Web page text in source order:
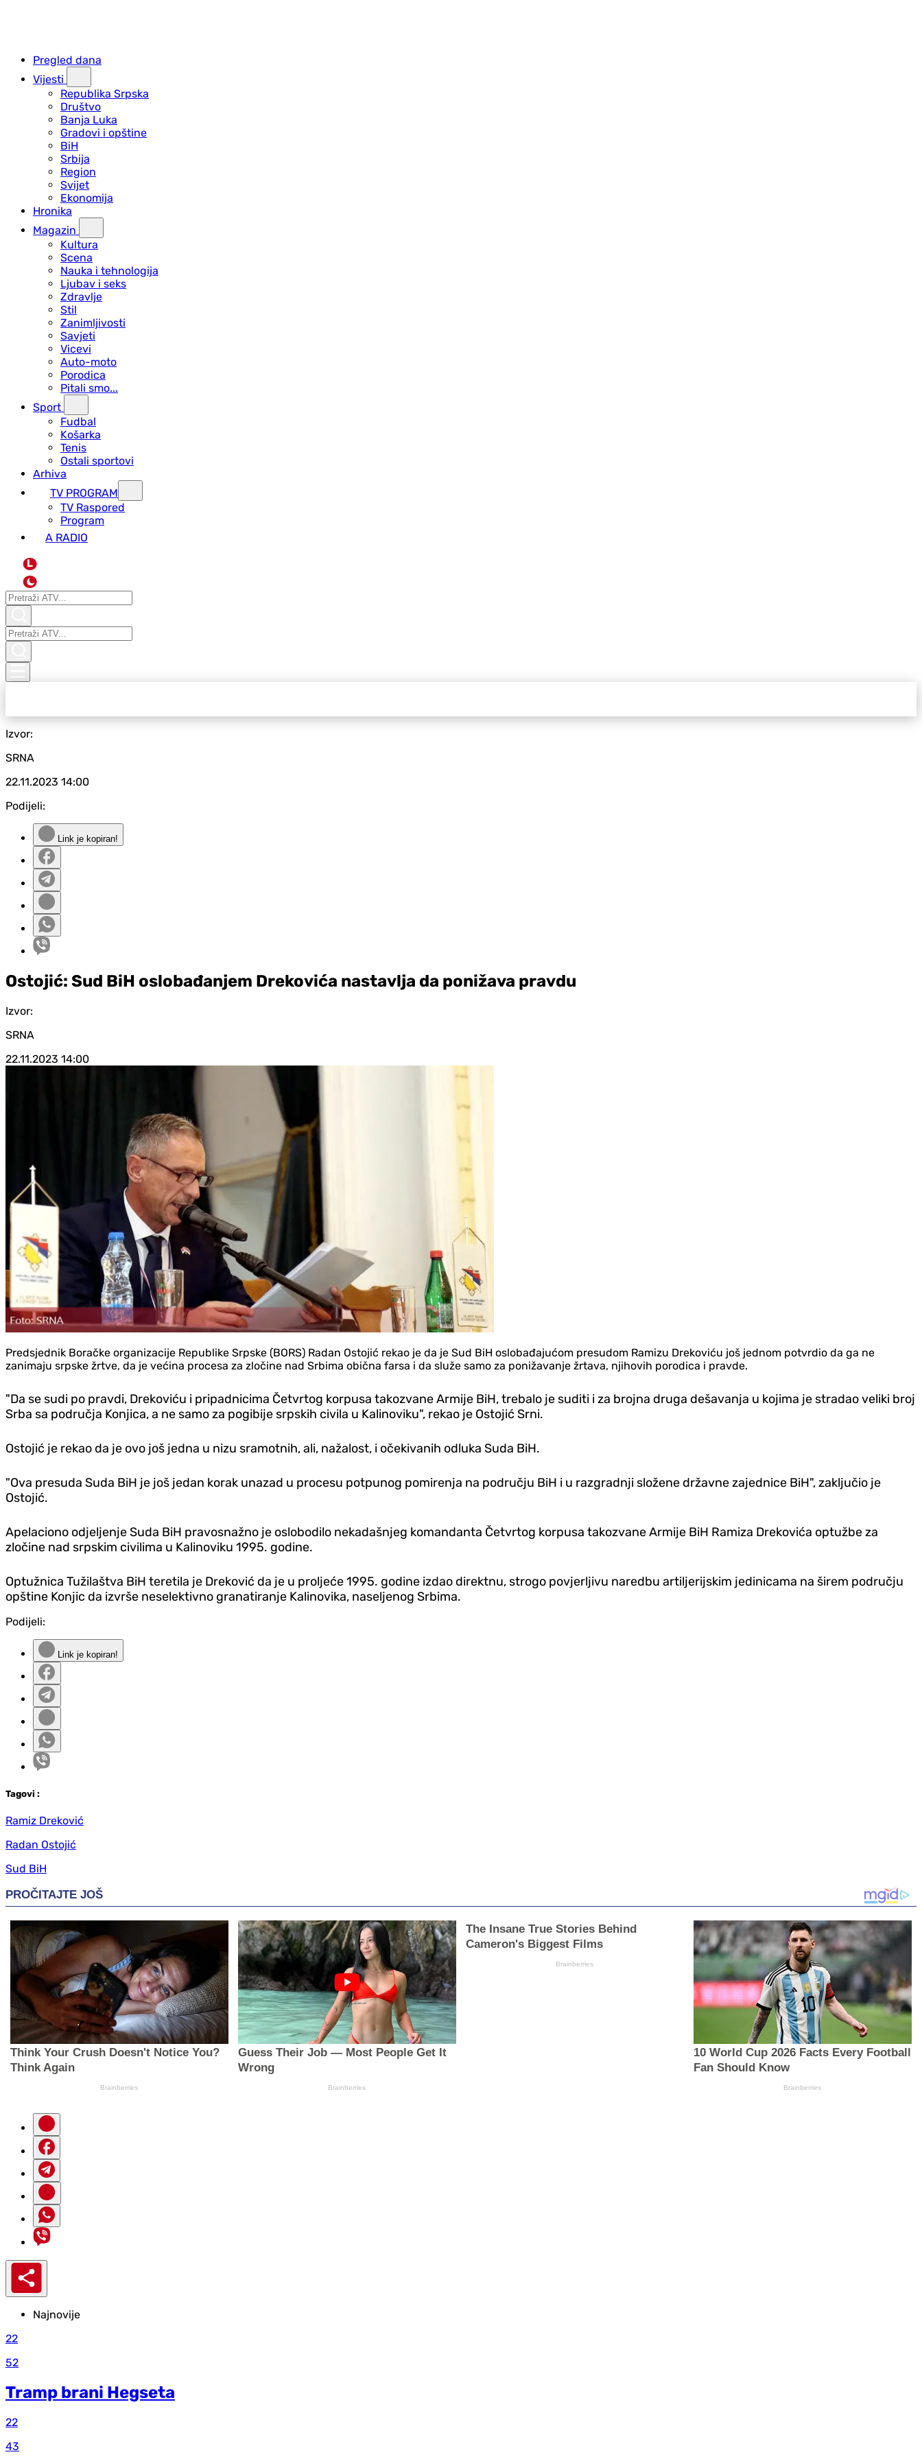
Pregled dana
Vijesti
Republika Srpska
Društvo
Banja Luka
Gradovi i opštine
BiH
Srbija
Region
Svijet
Ekonomija
Hronika
Magazin
Kultura
Scena
Nauka i tehnologija
Ljubav i seks
Zdravlje
Stil
Zanimljivosti
Savjeti
Vicevi
Auto-moto
Porodica
Pitali smo...
Sport
Fudbal
Košarka
Tenis
Ostali sportovi
Arhiva
TV PROGRAM
ТV Raspored
Program
A RADIO
L
Izvor:
SRNA
22.11.2023 14:00
Podijeli:
Link je kopiran!
Ostojić: Sud BiH oslobađanjem Drekovića nastavlja da ponižava pravdu
Izvor:
SRNA
22.11.2023 14:00
Predsjednik Boračke organizacije Republike Srpske (BORS) Radan Ostojić rekao je da je Sud BiH oslobađajućom presudom Ramizu Drekoviću još jednom potvrdio da ga ne
zanimaju srpske žrtve, da je većina procesa za zločine nad Srbima obična farsa i da služe samo za ponižavanje žrtava, njihovih porodica i pravde.
"Da se sudi po pravdi, Drekoviću i pripadnicima Četvrtog korpusa takozvane Armije BiH, trebalo je suditi i za brojna druga dešavanja u kojima je stradao veliki broj
Srba sa područja Konjica, a ne samo za pogibije srpskih civila u Kalinoviku", rekao je Ostojić Srni.
Ostojić je rekao da je ovo još jedna u nizu sramotnih, ali, nažalost, i očekivanih odluka Suda BiH.
"Ova presuda Suda BiH je još jedan korak unazad u procesu potpunog pomirenja na području BiH i u razgradnji složene državne zajednice BiH", zaključio je
Ostojić.
Apelaciono odjeljenje Suda BiH pravosnažno je oslobodilo nekadašnjeg komandanta Četvrtog korpusa takozvane Armije BiH Ramiza Drekovića optužbe za
zločine nad srpskim civilima u Kalinoviku 1995. godine.
Optužnica Tužilaštva BiH teretila je Dreković da je u proljeće 1995. godine izdao direktnu, strogo povjerljivu naredbu artiljerijskim jedinicama na širem području
opštine Konjic da izvrše neselektivno granatiranje Kalinovika, naseljenog Srbima.
Podijeli:
Link je kopiran!
Tagovi :
Ramiz Dreković
Radan Ostojić
Sud BiH
Najnovije
22
52
Tramp brani Hegseta
22
43